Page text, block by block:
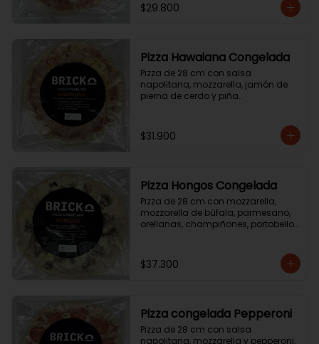
$29.800
Pizza Hawaiana Congelada
Pizza de 28 cm con salsa
napolitana, mozzarella, jamón de
pierna de cerdo y piña..
$31.900
Pizza Hongos Congelada
Pizza de 28 cm con mozzarella,
mozzarella de búfala, parmesano,
orellanas, champiñones, portobello
$37.300
Pizza congelada Pepperoni
Pizza de 28 cm con salsa
napolitana, mozzarella y pepperoni.